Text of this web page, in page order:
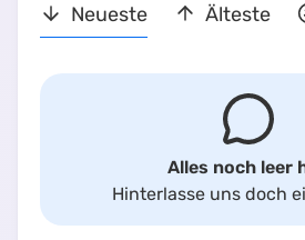
Neueste Älteste
Alles noch leer
Hinterlasse uns doch